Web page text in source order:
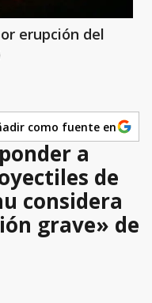
erupción del
como fuente en
a
de
considera
grave» de